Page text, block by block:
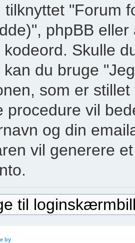
tilknyttet "Forum
phpBB
kodeord. Skulle
kan du bruge
som er
procedure vil
og din
vil generere
til
by